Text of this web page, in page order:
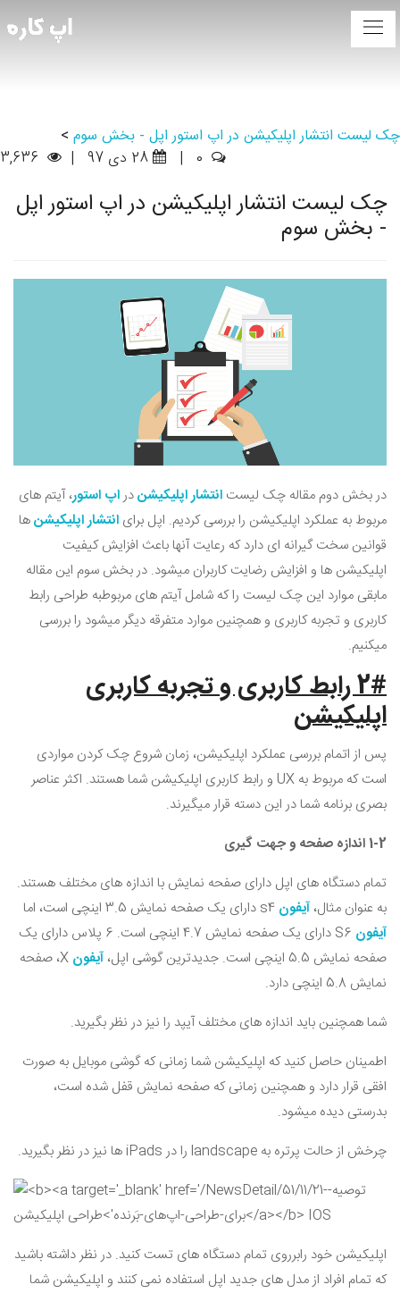
چک لیست انتشار اپلیکیشن در اپ استور اپل - بخش سوم >
0
| 28 دی 97 |
3,636
چک لیست انتشار اپلیکیشن در اپ استور اپل
- بخش سوم
در بخش دوم مقاله چک لیست انتشار اپلیکیشندراپ استور، آیتم های
مربوط به عملکرد اپلیکیشن را بررسی کردیم. اپل برای انتشار اپلیکیشنها
قوانین سخت گیرانه ای دارد که رعایت آنها باعث افزایش کیفیت
اپلیکیشن ها و افزایش رضایت کاربران میشود. در بخش سوم این مقاله
مابقی موارد این چک لیست را که شامل آیتم های مربوطبه طراحی رابط
کاربری و تجربه کاربری و همچنین موارد متفرقه دیگر میشود را بررسی
میکنیم.
2# رابط کاربری و تجربه کاربری
اپلیکیشن
پس از اتمام بررسی عملکرد اپلیکیشن، زمان شروع چک کردن مواردی
است که مربوط به UX و رابط کاربری اپلیکیشن شما هستند. اکثر عناصر
بصری برنامه شما در این دسته قرار میگیرند.
1-2 اندازه صفحه و جهت گیری
تمام دستگاه های اپل دارای صفحه نمایش با اندازه های مختلف هستند.
به عنوان مثال، آیفون s دارای یک صفحه نمایش 3.5 اینچی است، اما
آیفون S
دارای یک صفحه نمایش 4.7 اینچی است. 6 پلاس دارای یک
صفحه نمایش 5.5 اینچی است. جدیدترین گوشی اپل،
آیفون X، صفحه
نمایش 5.8 اینچی دارد.
شما همچنین باید اندازه های مختلف آیپد را نیز در نظر بگیرید.
اطمینان حاصل کنید که اپلیکیشن شما زمانی که گوشی موبایل به صورت
افقی قرار دارد و همچنین زمانی که صفحه نمایش قفل شده است،
بدرستی دیده میشود.
چرخش از حالت پرتره به landscape را درiPads ها نیز در نظر بگیرید.
اپلیکیشن خود رابرروی تمام دستگاه های تست کنید. در نظر داشته باشید
که تمام افراد از مدل های جدید اپل استفاده نمی کنند و اپلیکیشن شما